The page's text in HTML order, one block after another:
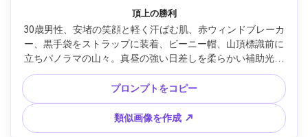
頂上の勝利
30歳男性、安堵の笑顔と軽く汗ばむ肌、赤ウィンドブレーカ
ー、黒手袋をストラップに装着、ビーニー帽、山頂標識前に
立ちパノラマの山々。真昼の強い日差しを柔らかい補助光で
調整、Fujifilm GFX 100S、110mm f/2、澄んだ空気感、ロー
アングルでヒロイックな雰囲気、腰上フレーミング、勝利の
ムード、本物の肌質感、シャープなフォーカス、高解像度 --
ar 4:5
プロンプトをコピー
類似画像を作成 ↗